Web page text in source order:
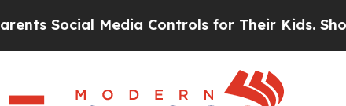
Media Controls for Their Kids. Should the